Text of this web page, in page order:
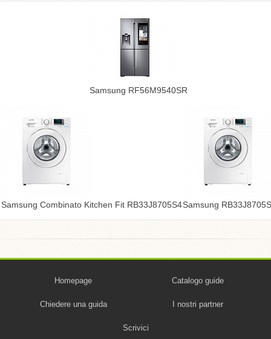
Samsung RF56M9540SR
Samsung Combinato Kitchen Fit RB33J8705S4Samsung
Homepage Catalogo guide
Chiedere una guida I nostri partner
Scrivici